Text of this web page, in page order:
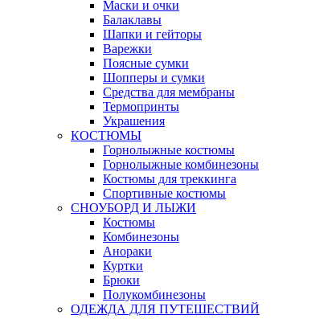
Маски и очки
Балаклавы
Шапки и гейторы
Варежки
Поясные сумки
Шопперы и сумки
Средства для мембраны
Термопринты
Украшения
КОСТЮМЫ
Горнолыжные костюмы
Горнолыжные комбинезоны
Костюмы для треккинга
Спортивные костюмы
СНОУБОРД И ЛЫЖИ
Костюмы
Комбинезоны
Анораки
Куртки
Брюки
Полукомбинезоны
ОДЕЖДА ДЛЯ ПУТЕШЕСТВИЙ